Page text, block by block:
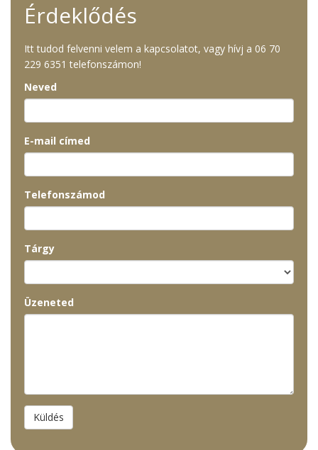
Érdeklődés
Itt tudod felvenni velem a kapcsolatot, vagy hívj a 06 70
229 6351 telefonszámon!
Neved
E-mail címed
Telefonszámod
Tárgy
Üzeneted
Küldés